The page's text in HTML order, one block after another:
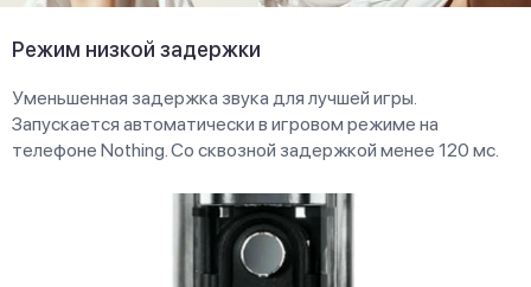
Режим низкой задержки
Уменьшенная задержка звука для лучшей игры.
Запускается автоматически в игровом режиме на
телефоне Nothing. Со сквозной задержкой менее 120 мс.